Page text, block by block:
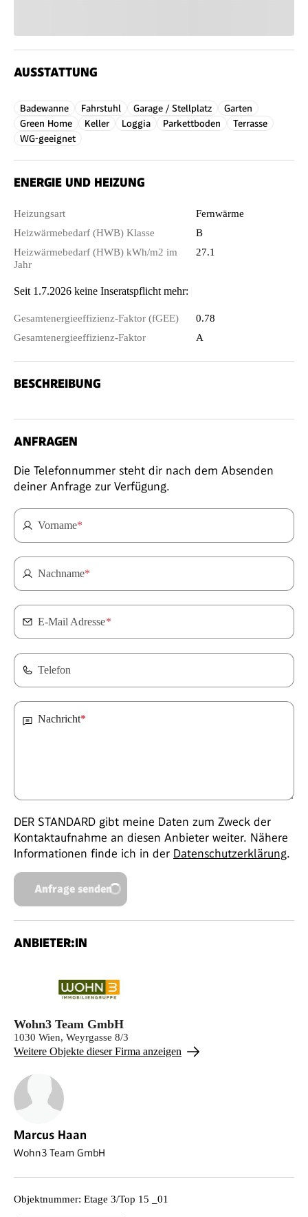
AUSSTATTUNG
Badewanne Fahrstuhl Garage / Stellplatz
Garten
Green Home
Keller Loggia Parkettboden
Terrasse
WG-geeignet
ENERGIE UND HEIZUNG
Heizungsart
Fernwärme
Heizwärmebedarf (HWB) Klasse
B
Heizwärmebedarf (HWB) kWh/m2 im
Jahr
27.1
Seit 1.7.2026 keine Inseratspflicht mehr:
Gesamtenergieeffizienz-Faktor (fGEE)
0.78
Gesamtenergieeffizienz-Faktor
A
BESCHREIBUNG
ANFRAGEN
Die Telefonnummer steht dir nach dem Absenden
deiner Anfrage zur Verfügung.
Vorname*
Nachname*
E-Mail Adresse*
Telefon
Nachricht*
DER STANDARD gibt meine Daten zum Zweck der
Kontaktaufnahme an diesen Anbieter weiter. Nähere
Informationen finde ich in der Datenschutzerklärung.
Anfrage senden
ANBIETER:IN
Wohn3 Team GmbH
1030 Wien, Weyrgasse 8/3
Weitere Objekte dieser Firma anzeigen
Marcus Haan
Wohn3 Team GmbH
Objektnummer: Etage 3/Top 15 _01